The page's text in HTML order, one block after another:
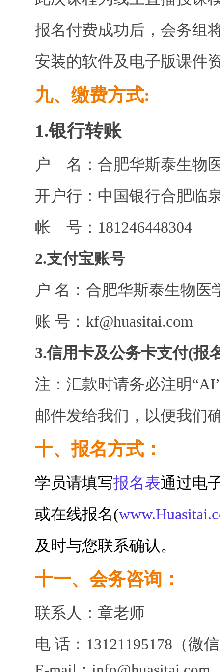
报名付费成功后，会务组
安装的软件及电子版课件
九、缴费方式:
1.银行转账
户 名：合肥华斯泰生物
开户行：中国银行合肥临
帐 号：181246448304
2.支付宝账号
户 名：合肥华斯泰生物医
账 号： kf@huasitai.com
3.信用卡及公务卡支付(报
注：汇款时请务必注明“AI
邮件发给我们，以便我们
十、报名方式：
学员请填写报名表通过电
或在线报名(www.
及时与您联系确认。
十一、会务咨询：
联系人：章老师
电 话 ： 13121195178 （微